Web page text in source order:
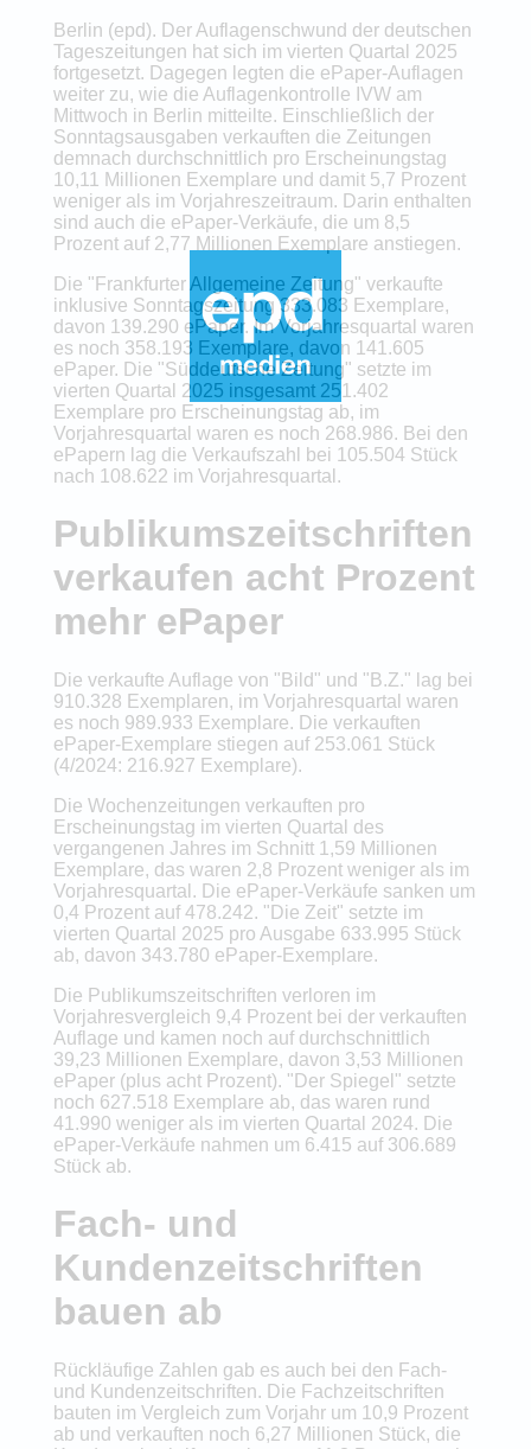
Berlin (epd). Der Auflagenschwund der deutschen
Tageszeitungen hat sich im vierten Quartal 2025
fortgesetzt. Dagegen legten die ePaper-Auflagen
weiter zu, wie die Auflagenkontrolle IVW am
Mittwoch in Berlin mitteilte. Einschließlich der
Sonntagsausgaben verkauften die Zeitungen
demnach durchschnittlich pro Erscheinungstag
10,11 Millionen Exemplare und damit 5,7 Prozent
weniger als im Vorjahreszeitraum. Darin enthalten
sind auch die ePaper-Verkäufe, die um 8,5
Prozent auf 2,77 Millionen Exemplare anstiegen.
Die "Frankfurter Allgemeine Zeitung" verkaufte
inklusive Sonntagszeitung 333.083 Exemplare,
davon 139.290 ePaper. Im Vorjahresquartal waren
es noch 358.193 Exemplare, davon 141.605
ePaper. Die "Süddeutsche Zeitung" setzte im
vierten Quartal 2025 insgesamt 251.402
Exemplare pro Erscheinungstag ab, im
Vorjahresquartal waren es noch 268.986. Bei den
ePapern lag die Verkaufszahl bei 105.504 Stück
nach 108.622 im Vorjahresquartal.
Publikumszeitschriften
verkaufen acht Prozent
mehr ePaper
Die verkaufte Auflage von "Bild" und "B.Z." lag bei
910.328 Exemplaren, im Vorjahresquartal waren
es noch 989.933 Exemplare. Die verkauften
ePaper-Exemplare stiegen auf 253.061 Stück
(4/2024: 216.927 Exemplare).
Die Wochenzeitungen verkauften pro
Erscheinungstag im vierten Quartal des
vergangenen Jahres im Schnitt 1,59 Millionen
Exemplare, das waren 2,8 Prozent weniger als im
Vorjahresquartal. Die ePaper-Verkäufe sanken um
0,4 Prozent auf 478.242. "Die Zeit" setzte im
vierten Quartal 2025 pro Ausgabe 633.995 Stück
ab, davon 343.780 ePaper-Exemplare.
Die Publikumszeitschriften verloren im
Vorjahresvergleich 9,4 Prozent bei der verkauften
Auflage und kamen noch auf durchschnittlich
39,23 Millionen Exemplare, davon 3,53 Millionen
ePaper (plus acht Prozent). "Der Spiegel" setzte
noch 627.518 Exemplare ab, das waren rund
41.990 weniger als im vierten Quartal 2024. Die
ePaper-Verkäufe nahmen um 6.415 auf 306.689
Stück ab.
Fach- und
Kundenzeitschriften
bauen ab
Rückläufige Zahlen gab es auch bei den Fach-
und Kundenzeitschriften. Die Fachzeitschriften
bauten im Vergleich zum Vorjahr um 10,9 Prozent
ab und verkauften noch 6,27 Millionen Stück, die